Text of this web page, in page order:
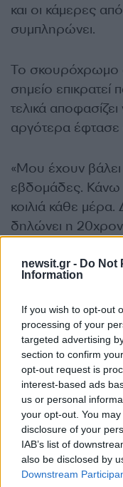
newsit.gr - Do Not
Information
If you wish to opt-out
processing of your
targeted advertising
section to confirm
opt-out request is
interest-based ads
us or personal
your opt-out. You
disclosure of your
IAB’s list of
also be disclosed by
Downstream
και οι κάμερες από
συμπληρώνει.
Το σκουρόχρωμο
σημείο επικρατεί
τελικά
αργότερα έφτασε
«Μου έχουν βάλει
εβδομάδες. Κάνω
κοιλιά κάθε μέρα.
δηλώνει η
Φόβος και
Αλλά δεν είναι το
ίδιος δρόμος που
πανζουρλισμός
εισβάλλει στο
αγροτικό του.
Η Σίσσυ
πάντως να την
χειρότερη